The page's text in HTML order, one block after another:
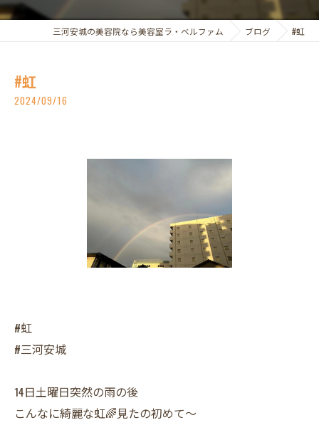
三河安城の美容院なら美容室ラ・ベルファム ブログ #虹
#虹
2024/09/16
#虹
#三河安城
14日土曜日突然の雨の後
こんなに綺麗な虹🌈見たの初めて〜